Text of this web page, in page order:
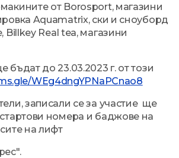
от Borosport, магазини
Aquamatrix, ски и сноуборд
Billkey Real tea, магазини
бъдат до 23.03.2023 г. от този
WEg4dngYPNaPCnao8
записали се за участие ще
стартови номера и баджове на
на лифт